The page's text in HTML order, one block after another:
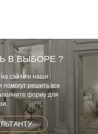
В ВЫБОРЕ ?
сайте и наши
помогут решить все
форму для